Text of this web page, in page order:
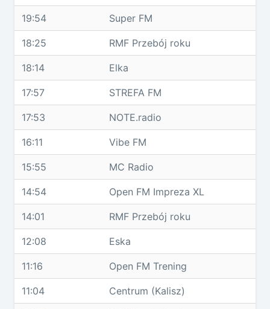
19:54 Super FM
18:25 RMF Przebój roku
18:14 Elka
17:57 STREFA FM
17:53 NOTE.radio
16:11 Vibe FM
15:55 MC Radio
14:54 Open FM Impreza XL
14:01 RMF Przebój roku
12:08 Eska
11:16 Open FM Trening
11:04 Centrum (Kalisz)